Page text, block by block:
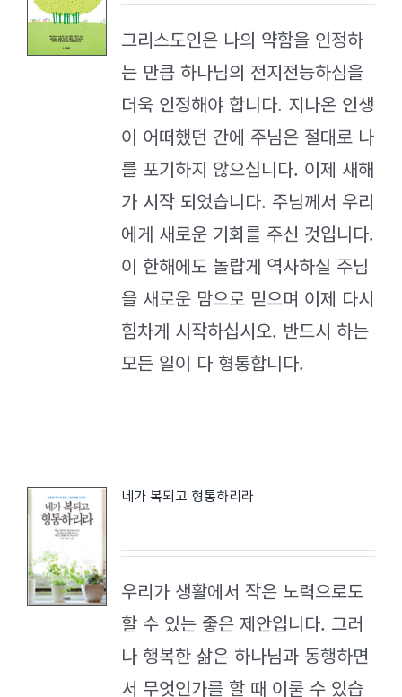
그리스도인은 나의 약함을 인정하
는 만큼 하나님의 전지전능하심을
더욱 인정해야 합니다. 지나온 인생
이 어떠했던 간에 주님은 절대로 나
를 포기하지 않으십니다. 이제 새해
가 시작 되었습니다. 주님께서 우리
에게 새로운 기회를 주신 것입니다.
이 한해에도 놀랍게 역사하실 주님
을 새로운 맘으로 믿으며 이제 다시
힘차게 시작하십시오. 반드시 하는
모든 일이 다 형통합니다.
네가 복되고 형통하리라
우리가 생활에서 작은 노력으로도
할 수 있는 좋은 제안입니다. 그러
나 행복한 삶은 하나님과 동행하면
서 무엇인가를 할 때 이룰 수 있습